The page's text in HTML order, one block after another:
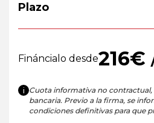
Plazo
Fináncialo desde216€
i Cuota informativa no
bancaria. Previo a la firma, se
condiciones definitivas para que